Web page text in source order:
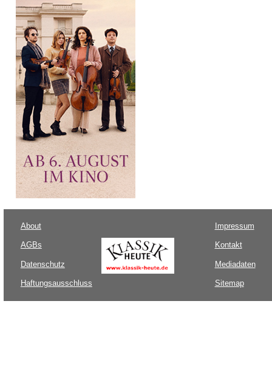
About
AGBs
Datenschutz
Haftungsausschluss
Impressum
Kontakt
Mediadaten
Sitemap